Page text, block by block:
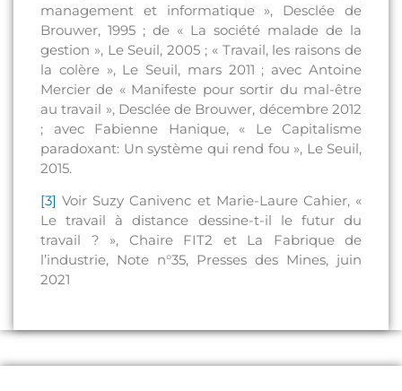
management et informatique », Desclée de
Brouwer, 1995 ; de « La société malade de la
gestion », Le Seuil, 2005 ; « Travail, les raisons de
la colère », Le Seuil, mars 2011 ; avec Antoine
Mercier de « Manifeste pour sortir du mal-être
au travail », Desclée de Brouwer, décembre 2012
; avec Fabienne Hanique, « Le Capitalisme
paradoxant: Un système qui rend fou », Le Seuil,
2015.
[3] Voir Suzy Canivenc et Marie-Laure Cahier, «
Le travail à distance dessine-t-il le futur du
travail ? », Chaire FIT2 et La Fabrique de
l’industrie, Note n°35, Presses des Mines, juin
2021